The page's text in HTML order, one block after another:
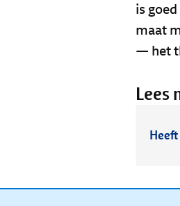
is
maat
— het
Lees